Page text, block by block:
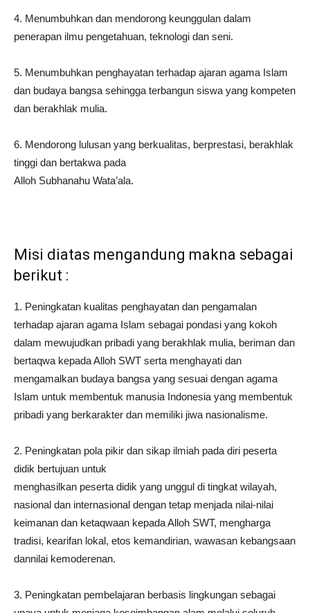
4. Menumbuhkan dan mendorong keunggulan dalam
penerapan ilmu pengetahuan, teknologi dan seni.
5. Menumbuhkan penghayatan terhadap ajaran agama Islam
dan budaya bangsa sehingga terbangun siswa yang kompeten
dan berakhlak mulia.
6. Mendorong lulusan yang berkualitas, berprestasi, berakhlak
tinggi dan bertakwa pada
Alloh Subhanahu Wata’ala.
Misi diatas mengandung makna sebagai
berikut :
1. Peningkatan kualitas penghayatan dan pengamalan
terhadap ajaran agama Islam sebagai pondasi yang kokoh
dalam mewujudkan pribadi yang berakhlak mulia, beriman dan
bertaqwa kepada Alloh SWT serta menghayati dan
mengamalkan budaya bangsa yang sesuai dengan agama
Islam untuk membentuk manusia Indonesia yang membentuk
pribadi yang berkarakter dan memiliki jiwa nasionalisme.
2. Peningkatan pola pikir dan sikap ilmiah pada diri peserta
didik bertujuan untuk
menghasilkan peserta didik yang unggul di tingkat wilayah,
nasional dan internasional dengan tetap menjada nilai-nilai
keimanan dan ketaqwaan kepada Alloh SWT, mengharga
tradisi, kearifan lokal, etos kemandirian, wawasan kebangsaan
dannilai kemoderenan.
3. Peningkatan pembelajaran berbasis lingkungan sebagai